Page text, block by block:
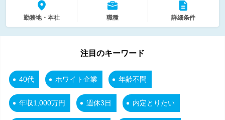
勤務地・本社 職種 詳細条件
注目のキーワード
40代 ホワイト企業 年齢不問
年収1,000万円 週休3日 内定とりたい